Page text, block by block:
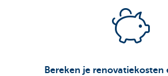
Bereken je renovatiekosten